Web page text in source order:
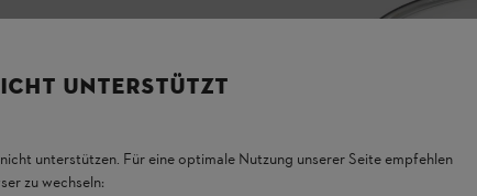
UNTERSTÜTZT
unterstützen. Für eine optimale Nutzung unserer Seite empfehlen
zu wechseln: